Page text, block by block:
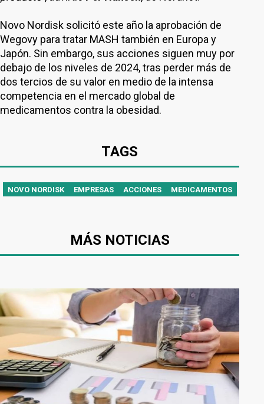
Novo Nordisk solicitó este año la aprobación de
Wegovy para tratar MASH también en Europa y
Japón. Sin embargo, sus acciones siguen muy por
debajo de los niveles de 2024, tras perder más de
dos tercios de su valor en medio de la intensa
competencia en el mercado global de
medicamentos contra la obesidad.
TAGS
NOVO NORDISK EMPRESAS ACCIONES MEDICAMENTOS
MÁS NOTICIAS